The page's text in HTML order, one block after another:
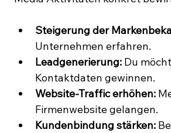
Steigerung der
Unternehmen erfahren.
Leadgenerierung: Du
Kontaktdaten gewinnen.
Website-Traffic erhöhen:
Firmenwebsite gelangen.
Kundenbindung stärken: